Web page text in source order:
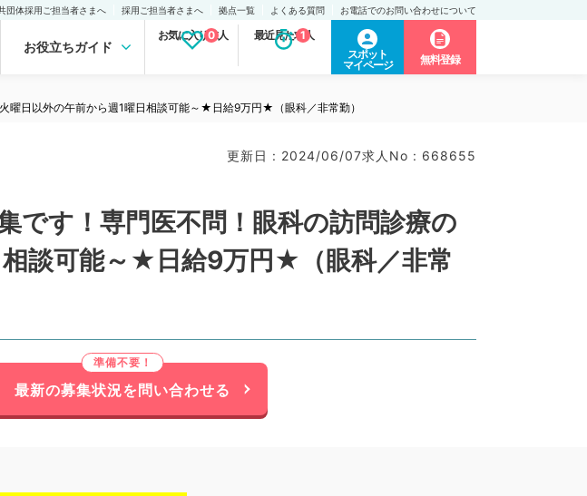
団体採用ご担当者さまへ 採用ご担当者さまへ 拠点一覧 よくある質問 お電話でのお問い合わせについて
お役立ちガイド
お気に入り求人
0 最近見た求人
1
スポット
マイページ
無料登録
曜日以外の午前から週1曜日相談可能～★日給9万円★（眼科／非常勤）
更新日 : 2024/06/07求人No : 668655
です！専門医不問！眼科の訪問診療の
相談可能～★日給9万円★（眼科／非常
最新の募集状況を問い合わせる